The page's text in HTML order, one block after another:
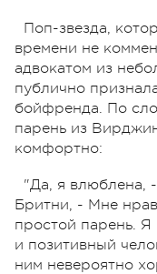
Поп-звезда,
времени не
адвокатом из
публично
бойфренда. По
парень из
комфортно:
"Да, я влюблена,
Бритни, - Мне
простой парень.
и позитивный
ним невероятно